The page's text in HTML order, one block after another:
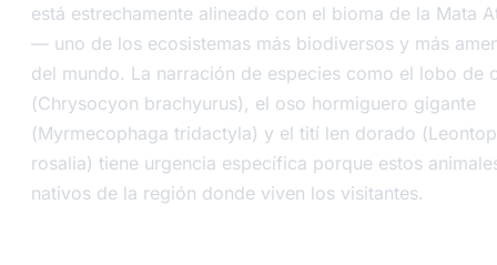
está estrechamente alineado con el bioma de la Mata
— uno de los ecosistemas más biodiversos y más
del mundo. La narración de especies como el lobo de
(Chrysocyon brachyurus), el oso hormiguero gigante
(Myrmecophaga tridactyla) y el tití len dorado (
rosalia) tiene urgencia específica porque estos
nativos de la región donde viven los visitantes.